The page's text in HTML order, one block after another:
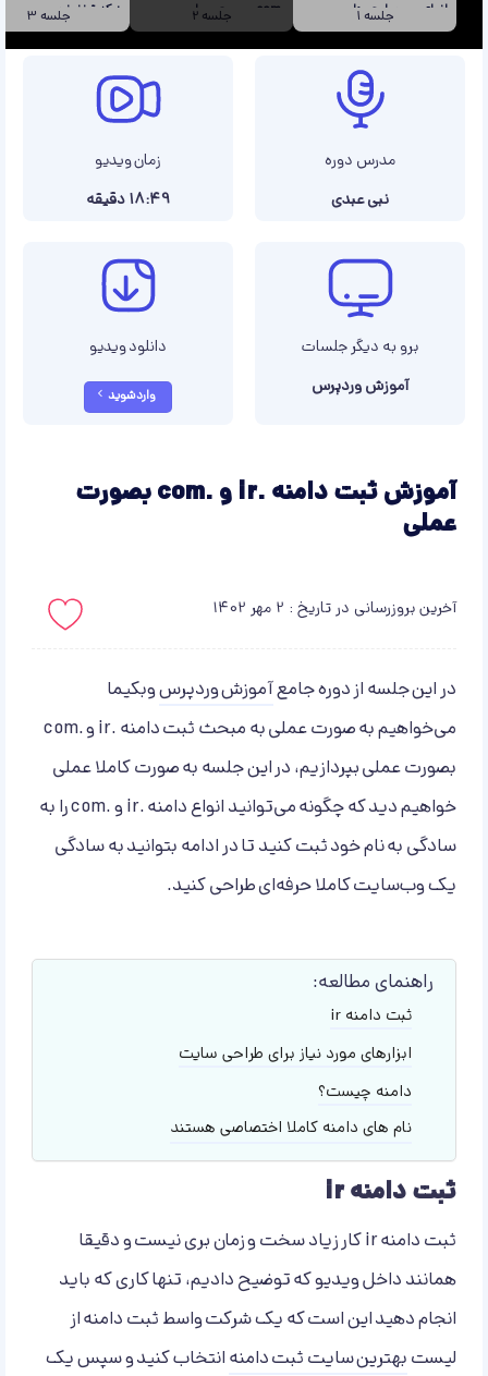
انواع وب سایت ها
جلسه 1 جلسه2
+ کد تخفیفجلسه 3
مدرس دوره
نبی عبدی
زمان ویدیو
18:49 دقیقه
برو به دیگر جلسات
آموزش وردپرس
دانلود ویدیو
وارد شوید
آموزش ثبت دامنه .ir و .com بصورت
عملی
آخرین بروزرسانی در تاریخ : 2 مهر 1402
در این جلسه از دوره جامعآموزش وردپرسوبکیما
می‌خواهیم به صورت عملی به مبحث ثبت دامنه .ir و .com
بصورت عملی بپردازیم، در این جلسه به صورت کاملا عملی
خواهیم دید که چگونه می‌توانید انواع دامنه .ir و .com را به
سادگی به نام خود ثبت کنید تا در ادامه بتوانید به سادگی
یک وب‌سایت کاملا حرفه‌ای طراحی کنید.
راهنمای مطالعه:
ثبت دامنه ir
ابزارهای مورد نیاز برای طراحی سایت
دامنه چیست؟
نام های دامنه کاملا اختصاصی هستند
ثبت دامنه ir
ثبت دامنه ir کار زیاد سخت و زمان بری نیست و دقیقا
همانند داخل ویدیو که توضیح دادیم، تنها کاری که باید
انجام دهید این است که یک شرکت واسط ثبت دامنه از
لیستبهترین سایت ثبت دامنهانتخاب کنید و سپس یک